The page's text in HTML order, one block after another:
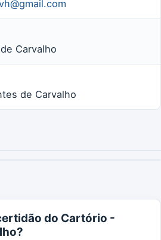
Carvalho
de Carvalho
do Cartório -